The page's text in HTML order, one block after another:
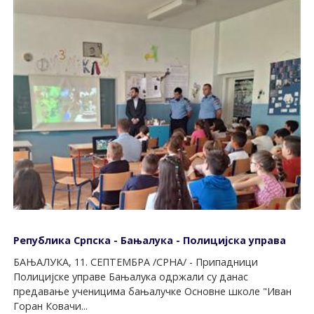
Република Српска - Бањалука - Полицијска управа
БАЊАЛУКА, 11. СЕПТЕМБРА /СРНА/ - Припадници
Полицијске управе Бањалука одржали су данас
предавање ученицима бањалучке Основне школе "Иван
Горан Ковачи...